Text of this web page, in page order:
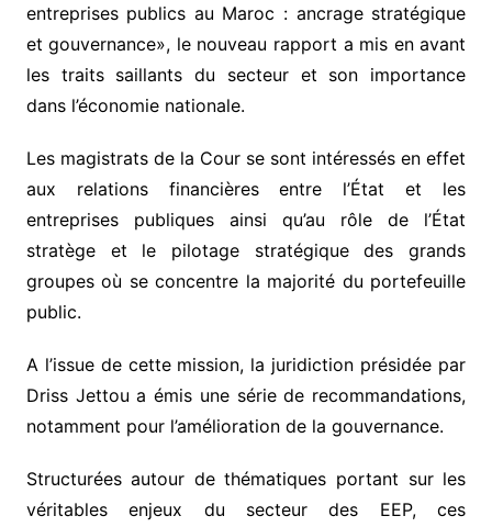
entreprises publics au Maroc : ancrage stratégique
et gouvernance», le nouveau rapport a mis en avant
les traits saillants du secteur et son importance
dans l’économie nationale.
Les magistrats de la Cour se sont intéressés en effet
aux relations financières entre l’État et les
entreprises publiques ainsi qu’au rôle de l’État
stratège et le pilotage stratégique des grands
groupes où se concentre la majorité du portefeuille
public.
A l’issue de cette mission, la juridiction présidée par
Driss Jettou a émis une série de recommandations,
notamment pour l’amélioration de la gouvernance.
Structurées autour de thématiques portant sur les
véritables enjeux du secteur des EEP, ces